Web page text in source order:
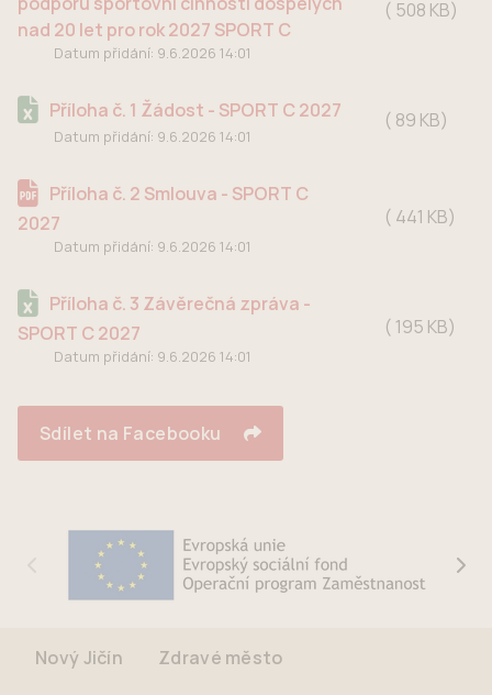
nad 20 let pro rok 2027 SPORT C
Datum přidání: 9.6.2026 14:01
508 KB
Příloha č. 1 Žádost - SPORT C 2027
Datum přidání: 9.6.2026 14:01
89 KB
Příloha č. 2 Smlouva - SPORT C
2027
Datum přidání: 9.6.2026 14:01
441 KB
Příloha č. 3 Závěrečná zpráva -
SPORT C 2027
Datum přidání: 9.6.2026 14:01
195 KB
Sdílet na Facebooku
Nový Jičín Zdravé město